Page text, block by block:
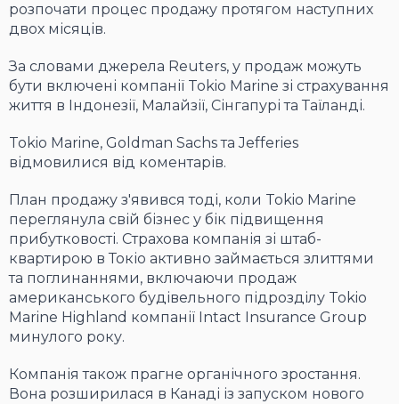
розпочати процес продажу протягом наступних
двох місяців.
За словами джерела Reuters, у продаж можуть
бути включені компанії Tokio Marine зі страхування
життя в Індонезії, Малайзії, Сінгапурі та Таїланді.
Tokio Marine, Goldman Sachs та Jefferies
відмовилися від коментарів.
План продажу з'явився тоді, коли Tokio Marine
переглянула свій бізнес у бік підвищення
прибутковості. Страхова компанія зі штаб-
квартирою в Токіо активно займається злиттями
та поглинаннями, включаючи продаж
американського будівельного підрозділу Tokio
Marine Highland компанії Intact Insurance Group
минулого року.
Компанія також прагне органічного зростання.
Вона розширилася в Канаді із запуском нового